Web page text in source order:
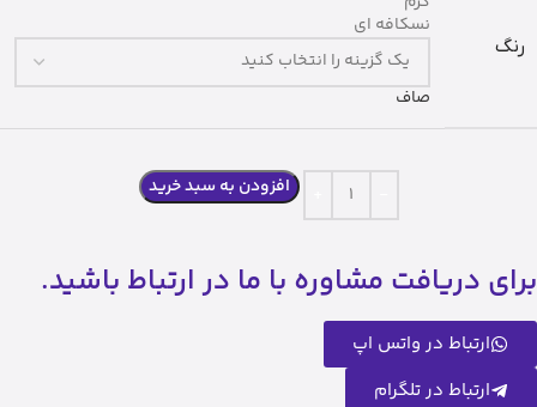
رنگ
نسکافه ای
صاف
افزودن به سبد خرید
برای دریافت مشاوره با ما در ارتباط باشید.
ارتباط در واتس اپ
ارتباط در تلگرام